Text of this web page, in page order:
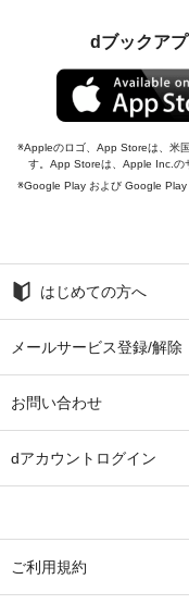
dブックア
Appleのロゴ、App Storeは、米
す。App Storeは、Apple Inc.の
Google Play および Google Play
はじめての方へ
メールサービス登録/解除
お問い合わせ
dアカウントログイン
ご利用規約